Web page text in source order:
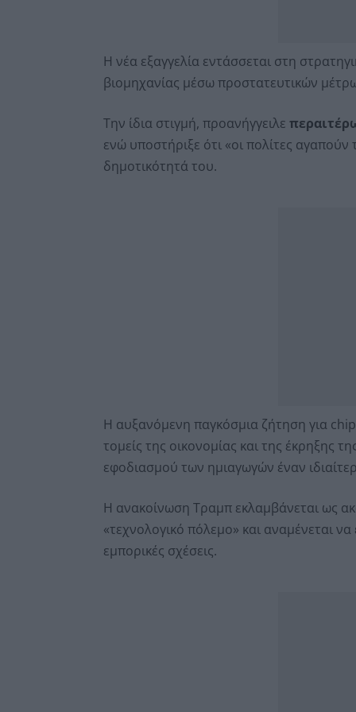
Η νέα εξαγγελία εντάσσεται στη
βιομηχανίας μέσω προστατευτικών
Την ίδια στιγμή, προανήγγειλε
ενώ υποστήριξε ότι «οι πολίτες αγαπούν
δημοτικότητά του.
Η αυξανόμενη παγκόσμια ζήτηση για
τομείς της οικονομίας και της έκρηξης
εφοδιασμού των ημιαγωγών έναν
Η ανακοίνωση Τραμπ εκλαμβάνεται ως
«τεχνολογικό πόλεμο» και αναμένεται
εμπορικές σχέσεις.